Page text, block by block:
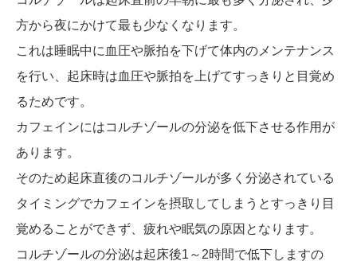
方から夜にかけて最も少なくなります。
これは睡眠中に血圧や脈拍を下げて体内のメンテナンス
を行い、起床時は血圧や脈拍を上げてすっきりと目覚め
るためです。
カフェインにはコルチゾールの分泌を低下させる作用が
あります。
そのため起床直後のコルチゾールが多く分泌されている
タイミングでカフェインを摂取してしまうとすっきり目
覚めることができず、疲れや眠気の原因となります。
コルチゾールの分泌は起床後1～2時間で低下しますの